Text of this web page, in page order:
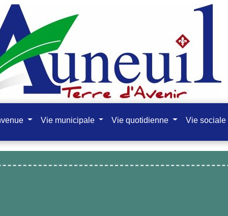
Vie municipale Vie quotidienne Vie sociale